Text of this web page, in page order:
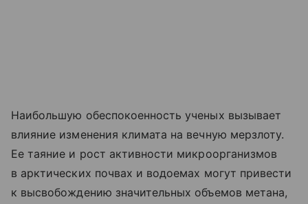
Наибольшую обеспокоенность ученых вызывает
влияние изменения климата на вечную мерзлоту.
Ее таяние и рост активности микроорганизмов
в арктических почвах и водоемах могут привести
к высвобождению значительных объемов метана,